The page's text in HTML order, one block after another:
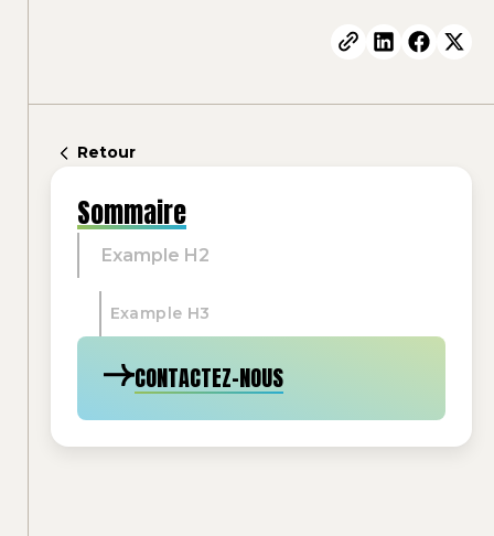
Retour
Sommaire
Example H2
Example H3
CONTACTEZ-NOUS